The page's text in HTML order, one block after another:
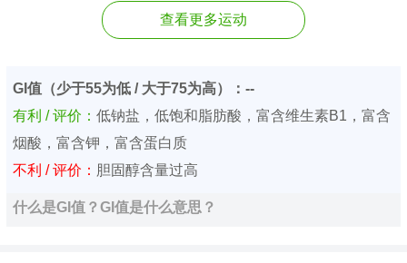
查看更多运动
GI值（少于55为低 / 大于75为高）：--
有利 / 评价： 低钠盐，低饱和脂肪酸，富含维生素B1，富含
烟酸，富含钾，富含蛋白质
不利 / 评价： 胆固醇含量过高
什么是GI值？GI值是什么意思？